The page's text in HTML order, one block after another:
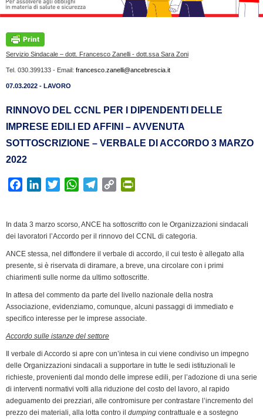
Servizio Sindacale – dott. Francesco Zanelli - dott.ssa Sara Zoni
Tel. 030.399133 - Email: francesco.zanelli@ancebrescia.it
07.03.2022 - LAVORO
RINNOVO DEL CCNL PER I DIPENDENTI DELLE
IMPRESE EDILI ED AFFINI – AVVENUTA
SOTTOSCRIZIONE – VERBALE DI ACCORDO 3 MARZO
2022
e
b
o
o
k
k
e
d
I
n
t
t
e
r
W
t
s
A
p
p
e
g
r
a
m
C
y
L
i
n
k
n
t
F
r
i
e
n
y
In data 3 marzo scorso, ANCE ha sottoscritto con le Organizzazioni sindacali
dei lavoratori l’Accordo per il rinnovo del CCNL di categoria.
ANCE stessa, nel diffondere il verbale di accordo, il cui testo è allegato alla
presente, si è riservata di diramare, a breve, una circolare con i primi
chiarimenti sulle norme da ultimo sottoscritte.
In attesa del commento da parte del livello nazionale della nostra
Associazione, evidenziamo, comunque, alcuni passaggi di immediato e
specifico interesse per le imprese associate.
Accordo sulle istanze del settore
Il verbale di Accordo si apre con un’intesa in cui viene condiviso un impegno
delle Organizzazioni sindacali a supportare in tutte le sedi istituzionali le
richieste, provenienti dal mondo delle imprese edili, per l’adozione di una serie
di interventi normativi volti alla riduzione del costo del lavoro, al rapido
adeguamento dei prezziari, alle contromisure per contrastare l’incremento del
prezzo dei materiali, alla lotta contro il dumping contrattuale e a sostegno